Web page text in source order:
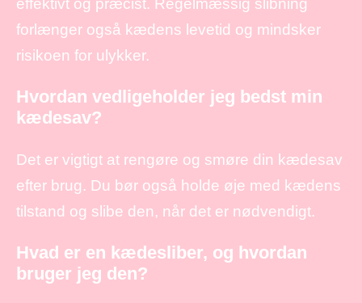
effektivt og præcist. Regelmæssig slibning
forlænger også kædens levetid og mindsker
risikoen for ulykker.
Hvordan vedligeholder jeg bedst min
kædesav?
Det er vigtigt at rengøre og smøre din kædesav
efter brug. Du bør også holde øje med kædens
tilstand og slibe den, når det er nødvendigt.
Hvad er en kædesliber, og hvordan
bruger jeg den?